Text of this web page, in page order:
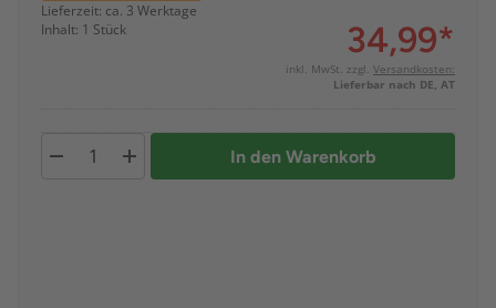
Lieferzeit: ca. 3 Werktage
Inhalt: 1 Stück
34,99*
inkl. MwSt. zzgl. Versandkosten:
Lieferbar nach DE, AT
In den Warenkorb